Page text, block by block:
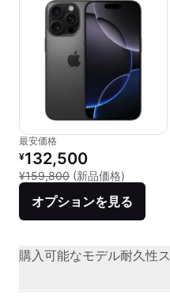
最安価格
リファービッシュ品の価格：
¥132,500
¥159,800 (新品価格) 新品と
オプションを見る
購入可能なモデル耐久性